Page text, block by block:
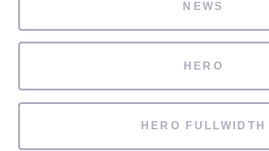
NEWS
HERO
HERO FULLWIDTH